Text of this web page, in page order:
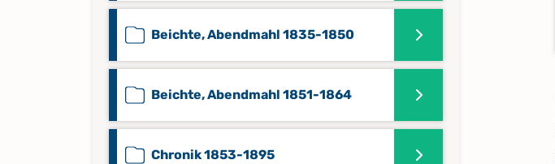
Beichte, Abendmahl 1835-1850
Beichte, Abendmahl 1851-1864
Chronik 1853-1895